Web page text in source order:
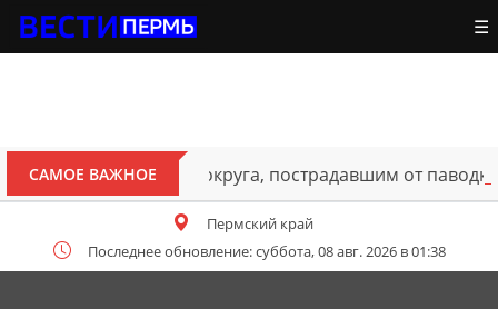
☰
САМОЕ ВАЖНОЕ
Октябрьского округа, пострадавшим от паводка
Пермский край
Последнее обновление: суббота, 08 авг. 2026 в 01:38